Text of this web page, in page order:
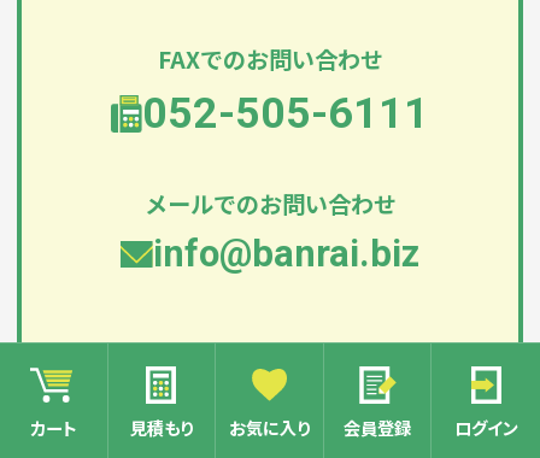
カート 見積もり お気に入り 会員登録 ログイン
FAXでのお問い合わせ
052-505-6111
メールでのお問い合わせ
info@banrai.biz
店舗からのお知らせ